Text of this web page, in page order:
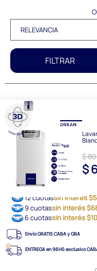
FILTRAR
$
$
12 cuotassin interés
9 cuotassin interés
6 cuotassin interés
Envío GRATIS CABA y GBA
ENTREGA en 96HS exclusivo